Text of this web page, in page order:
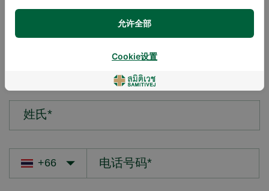
姓氏*
允许全部
Cookie设置